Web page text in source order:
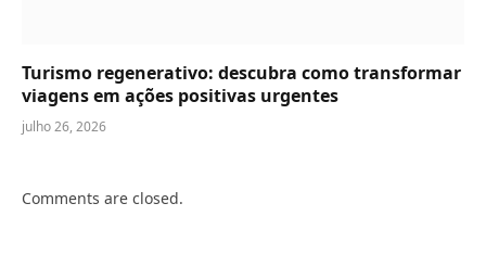
Turismo regenerativo: descubra como transformar
viagens em ações positivas urgentes
julho 26, 2026
Comments are closed.